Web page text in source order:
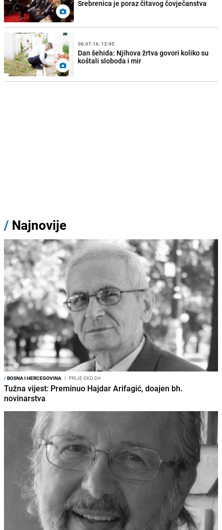
Srebrenica je poraz čitavog čovječanstva
06.07.16. 12:45
Dan šehida: Njihova žrtva govori koliko su
koštali sloboda i mir
/ Najnovije
/BOSNA I HERCEGOVINA I PRIJE OKO 2H
Tužna vijest: Preminuo Hajdar Arifagić, doajen bh.
novinarstva